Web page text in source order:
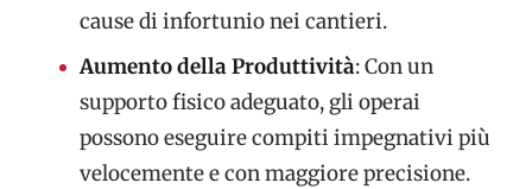
cause di infortunio nei cantieri.
Aumento della Produttività: Con un
supporto fisico adeguato, gli operai
possono eseguire compiti impegnativi più
velocemente e con maggiore precisione.